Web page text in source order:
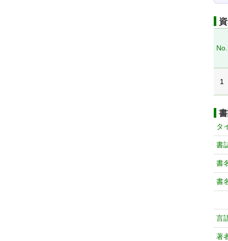
No.
1
タ
書
書
書
言
著